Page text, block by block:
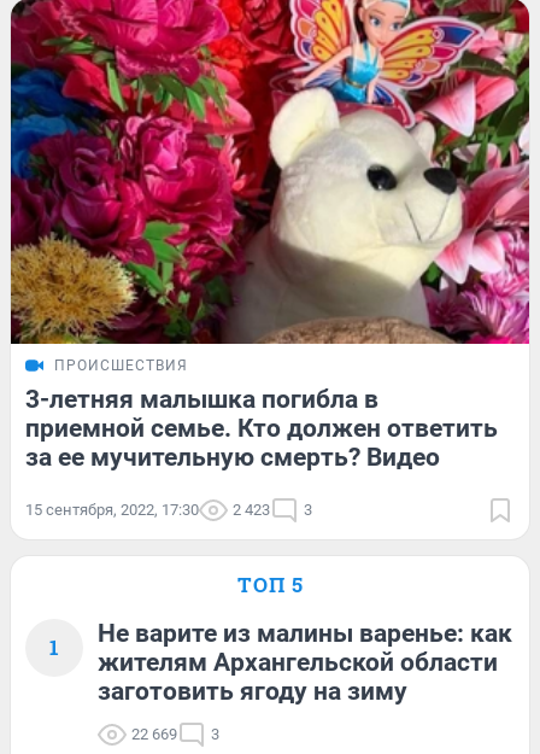
ПРОИСШЕСТВИЯ
3-летняя малышка погибла в
приемной семье. Кто должен ответить
за ее мучительную смерть? Видео
15 сентября, 2022, 17:30 2 423 3
ТОП 5
1
Не варите из малины варенье: как
жителям Архангельской области
заготовить ягоду на зиму
22 669 3